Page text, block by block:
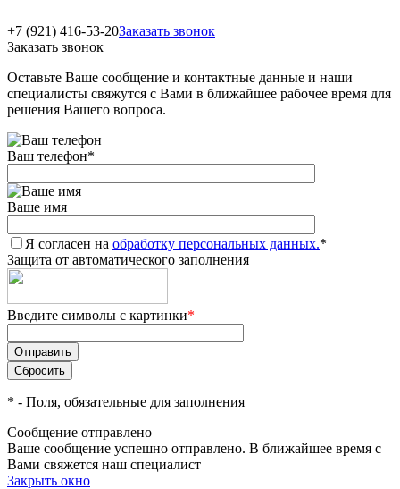
+7 (921) 416-53-20Заказать звонок
Заказать звонок
Оставьте Ваше сообщение и контактные данные и наши
специалисты свяжутся с Вами в ближайшее рабочее время для
решения Вашего вопроса.
Ваш телефон*
Ваше имя
Я согласен на обработку персональных данных.*
Защита от автоматического заполнения
Введите символы с картинки*
* - Поля, обязательные для заполнения
Сообщение отправлено
Ваше сообщение успешно отправлено. В ближайшее время с
Вами свяжется наш специалист
Закрыть окно